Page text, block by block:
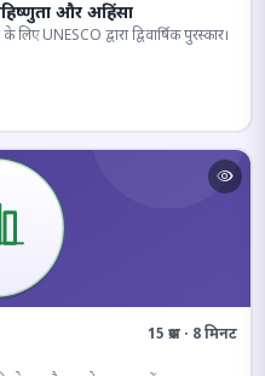
और अहिंसा
UNESCO द्वारा द्विवार्षिक पुरस्कार।
15 प्रश्न · 8 मिनट